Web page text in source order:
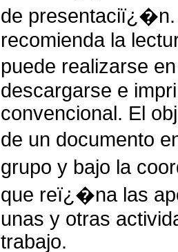
de presentaciï¿�n.
recomienda la
puede realizarse
descargarse e
convencional. El
de un documento
grupo y bajo la
que reï¿�na las
unas y otras
trabajo.